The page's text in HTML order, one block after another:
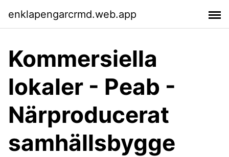
enklapengarcrmd.web.app
Kommersiella
lokaler - Peab -
Närproducerat
samhällsbygge